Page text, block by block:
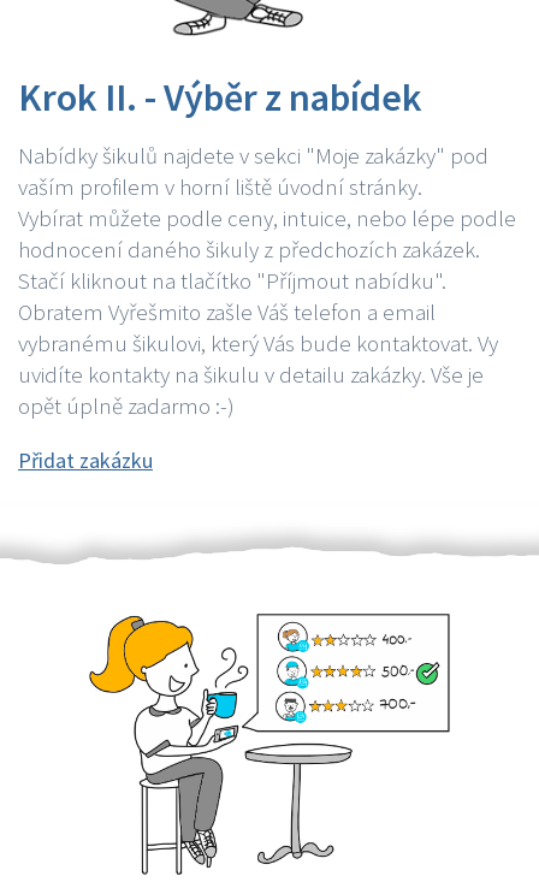
Krok II. - Výběr z nabídek
Nabídky šikulů najdete v sekci "Moje zakázky" pod
vaším profilem v horní liště úvodní stránky.
Vybírat můžete podle ceny, intuice, nebo lépe podle
hodnocení daného šikuly z předchozích zakázek.
Stačí kliknout na tlačítko "Příjmout nabídku".
Obratem Vyřešmito zašle Váš telefon a email
vybranému šikulovi, který Vás bude kontaktovat. Vy
uvidíte kontakty na šikulu v detailu zakázky. Vše je
opět úplně zadarmo :-)
Přidat zakázku